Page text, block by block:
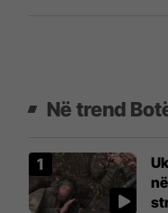
Në trend